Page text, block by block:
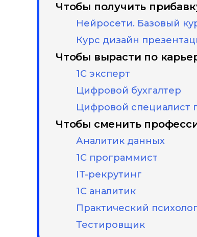
Чтобы получить
Нейросети. Базовый
Курс дизайн
Чтобы вырасти по
1С эксперт
Цифровой бухгалтер
Цифровой специалист
Чтобы сменить
Аналитик данных
1С программист
IT-рекрутинг
1С аналитик
Практический психолог
Тестировщик